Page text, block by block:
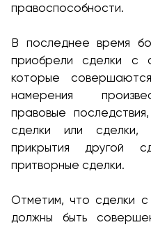
правоспособности.
В последнее время
приобрели сделки с
которые
намерения
правовые
сделки или
прикрытия другой
притворные сделки.
Отметим, что сделки с
должны быть